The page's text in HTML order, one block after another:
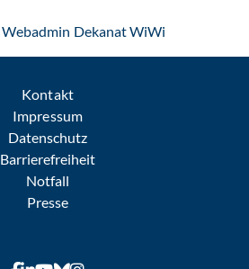
Webadmin Dekanat WiWi: Per E-Mail
Kontakt
Impressum
Datenschutz
Barrierefreiheit
Notfall
Presse